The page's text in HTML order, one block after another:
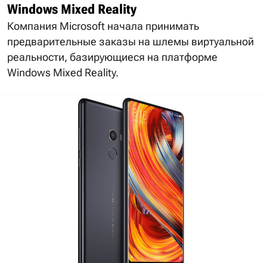
Windows Mixed Reality
Компания Microsoft начала принимать
предварительные заказы на шлемы виртуальной
реальности, базирующиеся на платформе
Windows Mixed Reality.